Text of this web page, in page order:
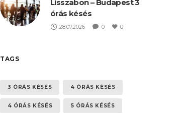
Lisszabon – Budapest 3
órás késés
28.07.2026 0 0
TAGS
3 ÓRÁS KÉSÉS 4 ÓRÁS KÉSÉS
4 ÓRÁS KÉSÉS 5 ÓRÁS KÉSÉS